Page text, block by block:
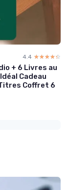
4.4 ☆☆☆☆☆
★★★★★
+ 6 Livres au
Cadeau
Coffret 6